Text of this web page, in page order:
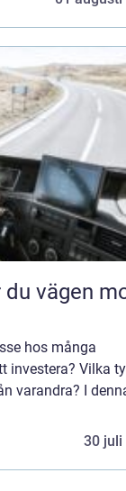
hos många
investera? Vilka
varandra? I
30 juli